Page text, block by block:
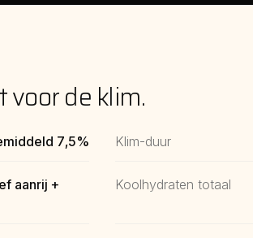
de klim.
7,5% Klim-duur
aanrij +
Koolhydraten totaal